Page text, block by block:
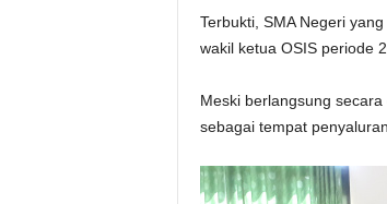
Terbukti, SMA Negeri
wakil ketua OSIS periode
Meski berlangsung
sebagai tempat